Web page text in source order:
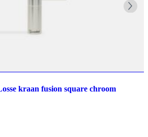
kraan fusion square chroom